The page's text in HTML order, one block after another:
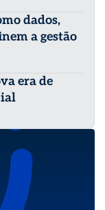
dados,
a gestão
era de